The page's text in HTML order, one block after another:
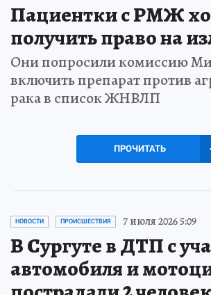
Пациентки с РМЖ
получить право на
Они попросили комиссию
включить препарат против
рака в список ЖНВЛП
ПРОЧИТАТЬ
НОВОСТИ ПРОИСШЕСТВИЯ 7 июля 2026 5:09
В Сургуте в ДТП с
автомобиля и